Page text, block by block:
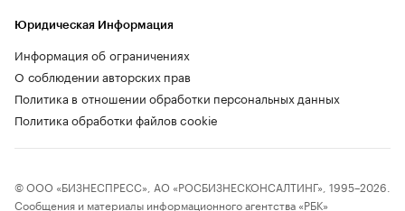
Юридическая Информация
Информация об ограничениях
О соблюдении авторских прав
Политика в отношении обработки персональных данных
Политика обработки файлов cookie
© ООО «БИЗНЕСПРЕСС», АО «РОСБИЗНЕСКОНСАЛТИНГ», 1995–2026.
Сообщения и материалы информационного агентства «РБК»